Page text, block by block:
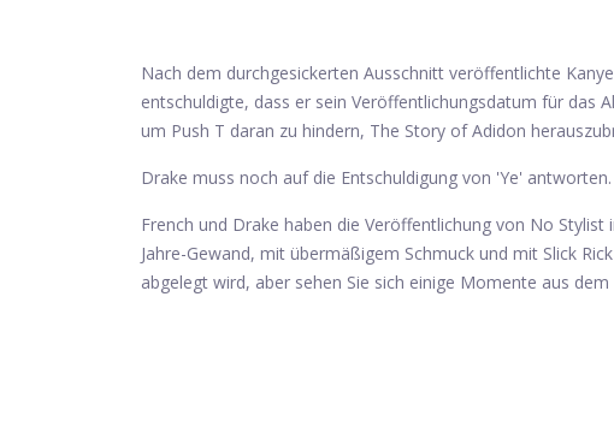
Nach dem durchgesickerten Ausschnitt veröffentlichte
entschuldigte, dass er sein Veröffentlichungsdatum für das
um Push T daran zu hindern, The Story of Adidon
Drake muss noch auf die Entschuldigung von 'Ye' antworten.
French und Drake haben die Veröffentlichung von No
Jahre-Gewand, mit übermäßigem Schmuck und mit Slick
abgelegt wird, aber sehen Sie sich einige Momente aus